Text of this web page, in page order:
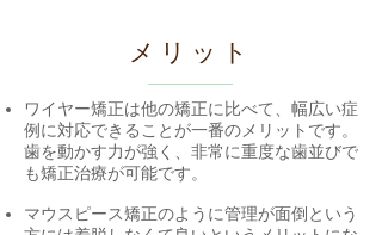
メリット
ワイヤー矯正は他の矯正に比べて、幅広い症
例に対応できることが一番のメリットです。
歯を動かす力が強く、非常に重度な歯並びで
も矯正治療が可能です。
マウスピース矯正のように管理が面倒という